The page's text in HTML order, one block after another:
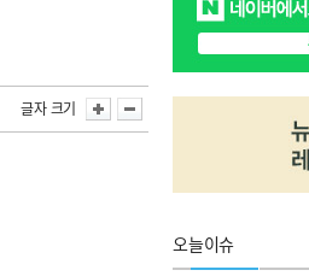
글자 크기
오늘이슈